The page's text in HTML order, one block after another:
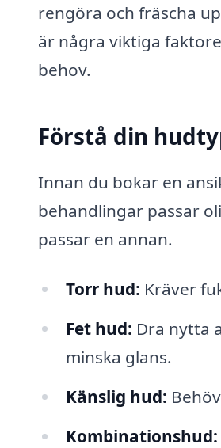
rengöra och fräscha
är några viktiga
behov.
Förstå din
Innan du bokar en
behandlingar passar
passar en annan.
Torr hud: Kräver
Fet hud: Dra nytta
minska glans.
Känslig hud:
Kombinationshud: